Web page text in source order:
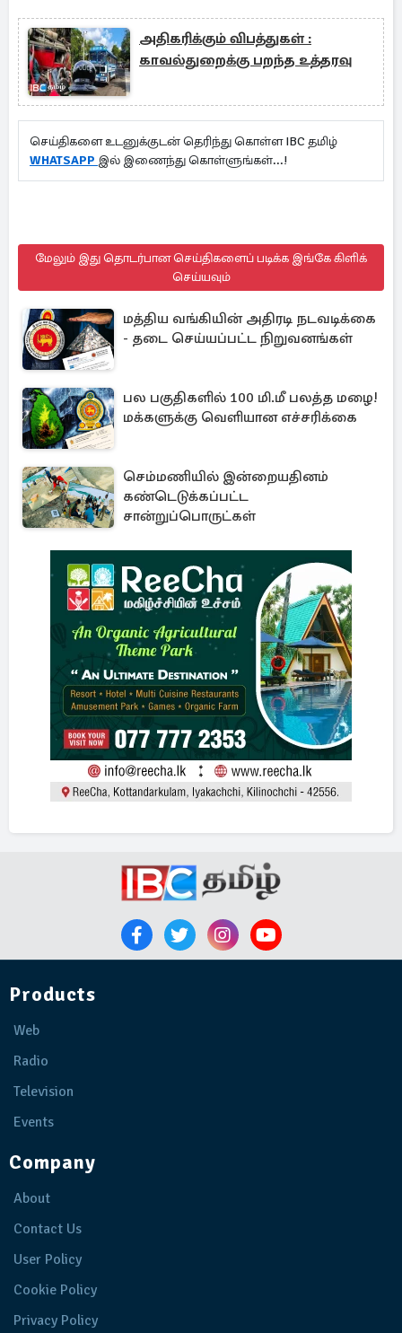
அதிகரிக்கும் விபத்துகள் :
காவல்துறைக்கு பறந்த உத்தரவு
செய்திகளை உடனுக்குடன் தெரிந்து கொள்ள IBC தமிழ்
WHATSAPP இல் இணைந்து கொள்ளுங்கள்...!
மேலும் இது தொடர்பான செய்திகளைப் படிக்க இங்கே கிளிக்
செய்யவும்
மத்திய வங்கியின் அதிரடி நடவடிக்கை
- தடை செய்யப்பட்ட நிறுவனங்கள்
பல பகுதிகளில் 100 மி.மீ பலத்த மழை!
மக்களுக்கு வெளியான எச்சரிக்கை
செம்மணியில் இன்றையதினம்
கண்டெடுக்கப்பட்ட
சான்றுப்பொருட்கள்
Products
Web
Radio
Television
Events
Company
About
Contact Us
User Policy
Cookie Policy
Privacy Policy